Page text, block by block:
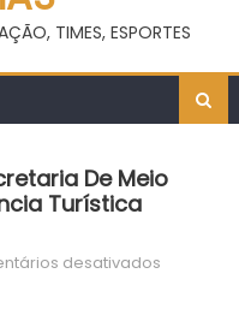
TIMES, ESPORTES
De Meio
Turística
desativadosem